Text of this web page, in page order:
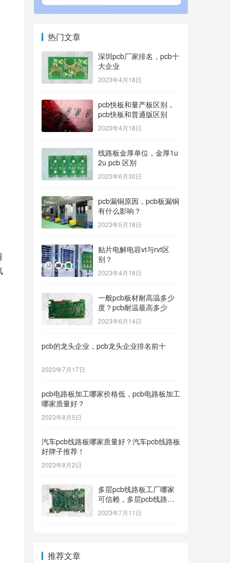
热门文章
深圳pcb厂家排名，pcb十
大企业
2023年4月18日
pcb快板和量产板区别，
pcb快板和普通版区别
2023年4月18日
线路板金厚单位，金厚1u
2u pcb 区别
2023年6月30日
pcb漏铜原因，pcb板漏铜
有什么影响？
2023年5月18日
贴片电解电容vt与rvt区
别？
2023年4月18日
一般pcb板材耐高温多少
度？pcb耐温最高多少
2023年6月14日
pcb的龙头企业，pcb龙头企业排名前十
2023年7月17日
pcb电路板加工哪家价格低，pcb电路板加工
哪家质量好？
2023年8月5日
汽车pcb线路板哪家质量好？汽车pcb线路板
好牌子推荐！
2023年8月2日
多层pcb线路板工厂哪家
可信赖，多层pcb线路板
工厂哪个牌子质量好
2023年7月11日
推荐文章